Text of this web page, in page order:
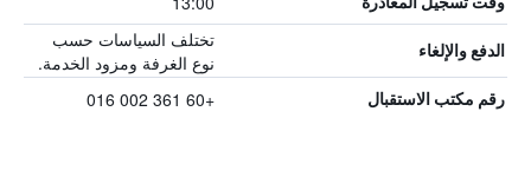
الدفع والإلغاء
تختلف السياسات حسب
نوع الغرفة ومزود الخدمة.
رقم مكتب الاستقبال +60 361 002 016